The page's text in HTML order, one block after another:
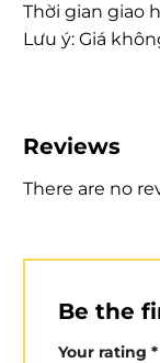
Thời gian giao
Lưu ý: Giá
Reviews
There are no
Be the
Your rating *